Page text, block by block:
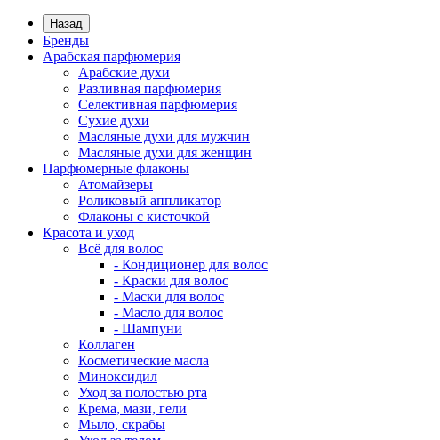
Назад
Бренды
Арабская парфюмерия
Арабские духи
Разливная парфюмерия
Селективная парфюмерия
Сухие духи
Масляные духи для мужчин
Масляные духи для женщин
Парфюмерные флаконы
Атомайзеры
Роликовый аппликатор
Флаконы с кисточкой
Красота и уход
Всё для волос
- Кондиционер для волос
- Краски для волос
- Маски для волос
- Масло для волос
- Шампуни
Коллаген
Косметические масла
Миноксидил
Уход за полостью рта
Крема, мази, гели
Мыло, скрабы